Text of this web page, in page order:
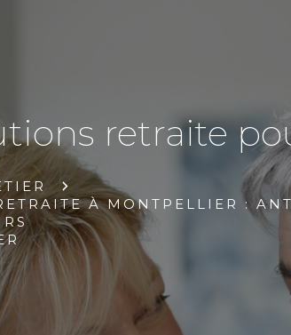
retraite
À MONTPELLIER :